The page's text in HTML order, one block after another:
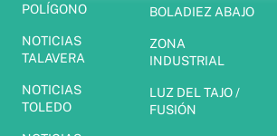
POLÍGONO
NOTICIAS
TALAVERA
NOTICIAS
TOLEDO
BOLADIEZ ABAJO
ZONA
INDUSTRIAL
LUZ DEL TAJO /
FUSIÓN